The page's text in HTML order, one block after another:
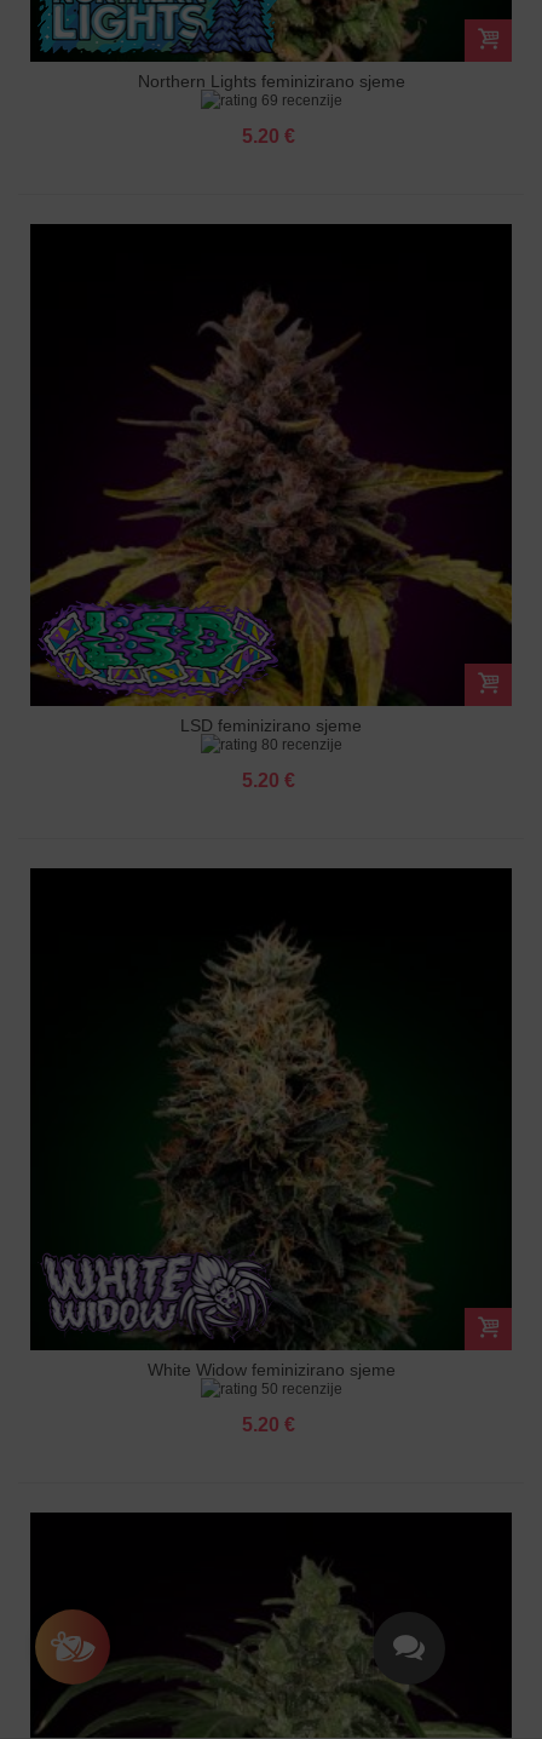
Northern Lights feminizirano sjeme
69 recenzije
5.20 €
LSD feminizirano sjeme
80 recenzije
5.20 €
White Widow feminizirano sjeme
50 recenzije
5.20 €